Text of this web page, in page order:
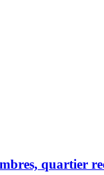
quartier